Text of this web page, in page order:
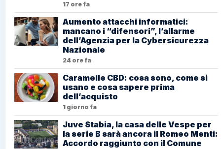
17 ore fa
Aumento attacchi informatici:
mancano i “difensori”, l’allarme
dell’Agenzia per la Cybersicurezza
Nazionale
24 ore fa
Caramelle CBD: cosa sono, come si
usano e cosa sapere prima
dell’acquisto
1 giorno fa
Juve Stabia, la casa delle Vespe per
la serie B sarà ancora il Romeo Menti:
Accordo raggiunto con il Comune